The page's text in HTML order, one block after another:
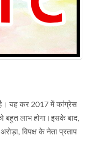
है। यह कर 2017 में कांग्रेस
बहुत लाभ होगा।इसके बाद,
विपक्ष के नेता प्रताप